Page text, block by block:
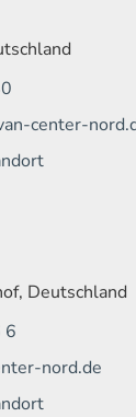
center-
Deutschland
6
nord.de